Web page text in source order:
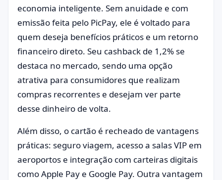
economia inteligente. Sem anuidade e com
emissão feita pelo PicPay, ele é voltado para
quem deseja benefícios práticos e um retorno
financeiro direto. Seu cashback de 1,2% se
destaca no mercado, sendo uma opção
atrativa para consumidores que realizam
compras recorrentes e desejam ver parte
desse dinheiro de volta.
Além disso, o cartão é recheado de vantagens
práticas: seguro viagem, acesso a salas VIP em
aeroportos e integração com carteiras digitais
como Apple Pay e Google Pay. Outra vantagem